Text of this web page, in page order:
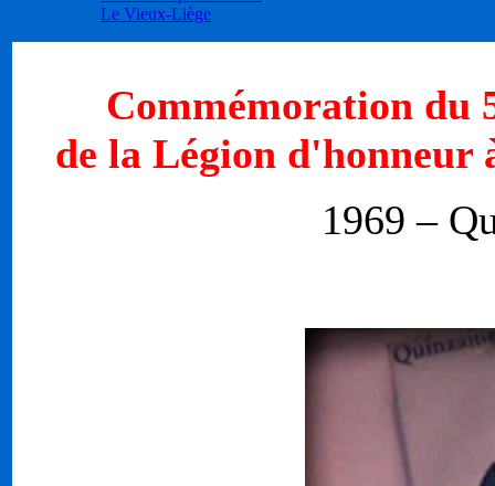
Le Vieux-Liège
Commémoration du
de la Légion d'honneur
1969 –